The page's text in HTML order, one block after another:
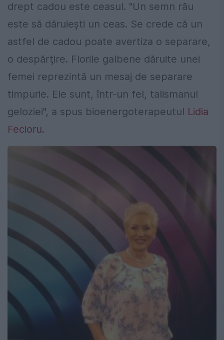
drept cadou este ceasul. "Un semn rău
este să dăruieşti un ceas. Se crede că un
astfel de cadou poate avertiza o separare,
o despărţire. Florile galbene dăruite unei
femei reprezintă un mesaj de separare
timpurie. Ele sunt, într-un fel, talismanul
geloziei", a spus bioenergoterapeutul Lidia
Fecioru.